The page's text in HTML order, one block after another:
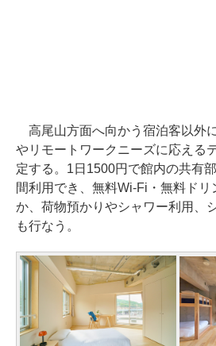
高尾山方面へ向かう宿泊客以外
やリモートワークニーズに応える
定する。1日1500円で館内の共有
間利用でき、無料Wi-Fi・無料ドリ
か、荷物預かりやシャワー利用、
も行なう。